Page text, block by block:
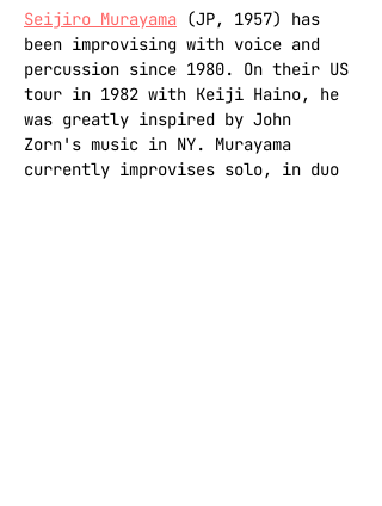
Seijiro Murayama (JP, 1957) has
been improvising with voice and
percussion since 1980. On their US
tour in 1982 with Keiji Haino, he
was greatly inspired by John
Zorn's music in NY. Murayama
currently improvises solo, in duo